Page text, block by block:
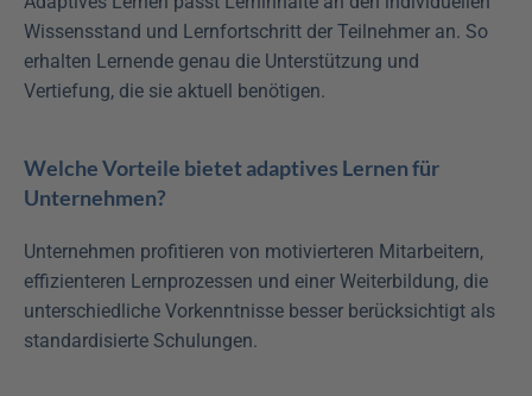
Wissensstand und Lernfortschritt der Teilnehmer an. So
erhalten Lernende genau die Unterstützung und
Vertiefung, die sie aktuell benötigen.
Welche Vorteile bietet adaptives Lernen für
Unternehmen?
Unternehmen profitieren von motivierteren Mitarbeitern,
effizienteren Lernprozessen und einer Weiterbildung, die
unterschiedliche Vorkenntnisse besser berücksichtigt als
standardisierte Schulungen.